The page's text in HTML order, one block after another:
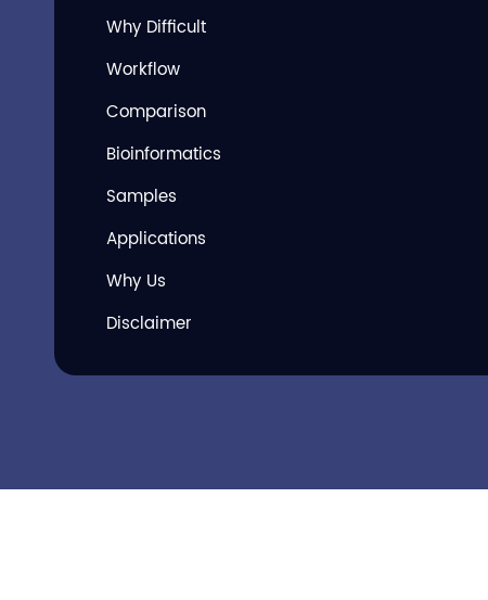
Why Difficult
Workflow
Comparison
Bioinformatics
Samples
Applications
Why Us
Disclaimer